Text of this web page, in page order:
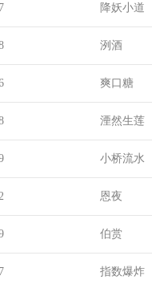
降妖小道
洌酒
爽口糖
湮然生莲
小桥流水
恩夜
伯赏
指数爆炸